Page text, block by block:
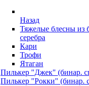
Назад
Тяжелые блесны из
серебра
Кари
Трофи
Ятаган
Пилькер "Джек" (бинар.
Пилькер "Рокки" (бинар.